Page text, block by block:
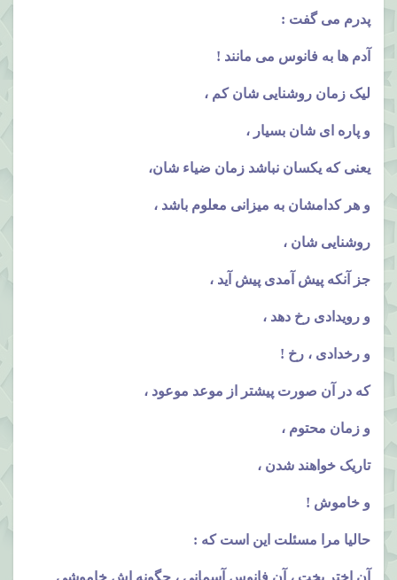
پدرم می گفت :
آدم ها به فانوس می مانند !
لیک زمان روشنایی شان کم ،
و پاره ای شان بسیار ،
یعنی که یکسان نباشد زمان ضیاء شان،
و هر کدامشان به میزانی معلوم باشد ،
روشنایی شان ،
جز آنکه پیش آمدی پیش آید ،
و رویدادی رخ دهد ،
و رخدادی ، رخ !
که در آن صورت پیشتر از موعد موعود ،
و زمان محتوم ،
تاریک خواهند شدن ،
و خاموش !
حالیا مرا مسئلت این است که :
آن اختر بخت ، آن فانوس آسمانی ، چگونه اش خاموشی